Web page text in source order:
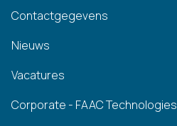
Contactgegevens
Nieuws
Vacatures
Corporate - FAAC Technologies